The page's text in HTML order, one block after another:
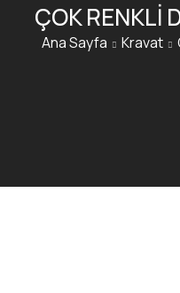
ÇOK RENKLI
Ana Sayfa Kravat